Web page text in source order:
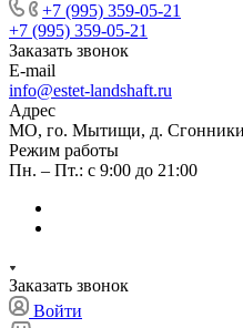
+7 (995) 359-05-21
+7 (995) 359-05-21
Заказать звонок
E-mail
info@estet-landshaft.ru
Адрес
МО, го. Мытищи, д. Сгонники,
Режим работы
Пн. – Пт.: с 9:00 до 21:00
Заказать звонок
Войти